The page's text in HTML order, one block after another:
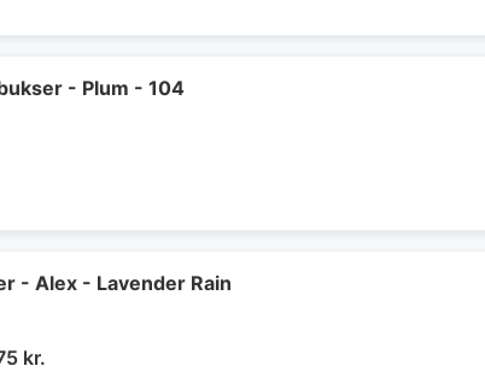
- Plum - 104
- Alex - Lavender Rain
kr.